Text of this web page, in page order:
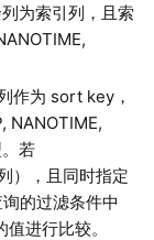
为索引列，且索
作为 sort key，
NANOTIME,
若
），且同时指定
询的过滤条件中
进行比较。